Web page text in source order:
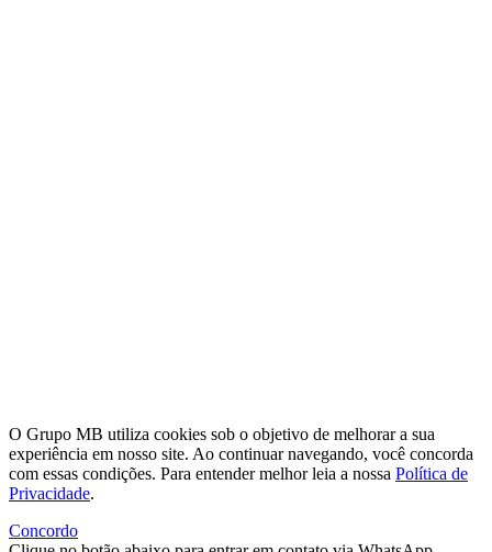
O Grupo MB utiliza cookies sob o objetivo de melhorar a sua
experiência em nosso site. Ao continuar navegando, você concorda
com essas condições. Para entender melhor leia a nossa Política de
Privacidade.
Concordo